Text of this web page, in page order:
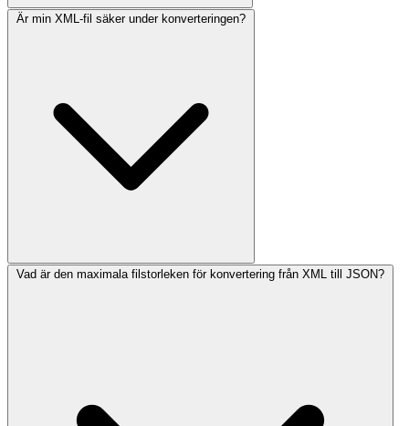
Är min XML-fil säker under konverteringen?
Vad är den maximala filstorleken för konvertering från XML till JSON?